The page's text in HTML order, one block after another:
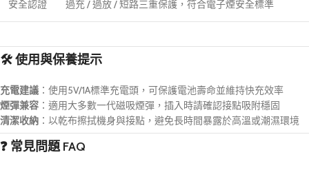
安全認證 過充 / 過放 / 短路三重保護，符合電子煙安全標準
🛠️ 使用與保養提示
充電建議 ：使用5V/1A標準充電頭，可保護電池壽命並維持快充效率
煙彈兼容 ：適用大多數一代磁吸煙彈，插入時請確認接點吸附穩固
清潔收納 ：以乾布擦拭機身與接點，避免長時間暴露於高溫或潮濕環境
❓ 常見問題 FAQ